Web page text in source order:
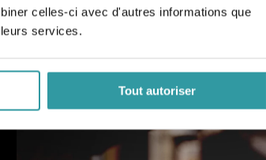
celles-ci avec d'autres informations que
services.
Tout autoriser